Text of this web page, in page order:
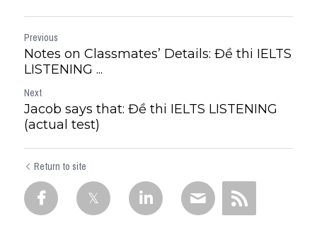
Previous
Notes on Classmates’ Details: Đề thi IELTS
LISTENING ...
Next
Jacob says that: Đề thi IELTS LISTENING
(actual test)
Return to site